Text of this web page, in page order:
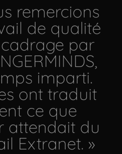
remercions
de qualité
par
imparti.
ont traduit
ce que
attendait du
Extranet. »